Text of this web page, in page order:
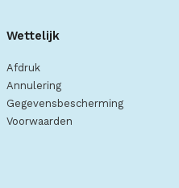
Wettelijk
Afdruk
Annulering
Gegevensbescherming
Voorwaarden